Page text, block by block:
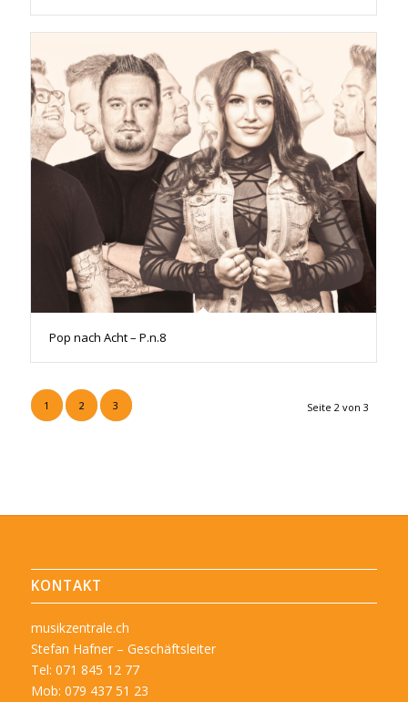
Pop nach Acht – P.n.8
Seite 2 von 3
1 2 3
KONTAKT
musikzentrale.ch
Stefan Hafner – Geschäftsleiter
Tel: 071 845 12 77
Mob: 079 437 51 23